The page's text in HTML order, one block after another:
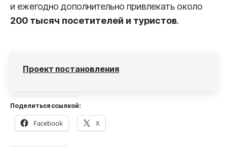
и ежегодно дополнительно привлекать около
200 тысяч посетителей и туристов.
Проект постановления
Поделиться ссылкой:
Facebook X